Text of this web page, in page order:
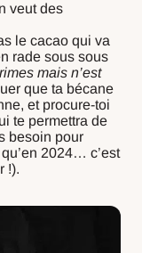
veut des
le cacao qui va
rade sous sous
mais n’est
que ta bécane
et procure-toi
te permettra de
besoin pour
2024… c’est
!).